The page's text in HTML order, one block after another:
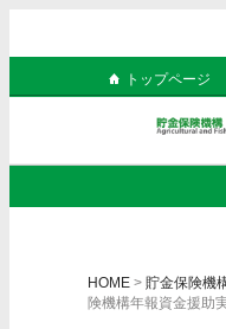
トップページ
HOME > 貯金保険機
険機構年報資金援助